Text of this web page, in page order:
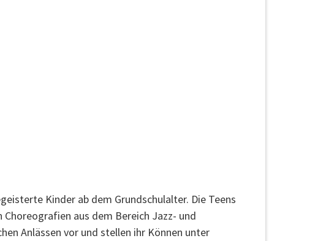
Kinder ab dem Grundschulalter. Die Teens
aus dem Bereich Jazz- und
Anlässen vor und stellen ihr Können unter